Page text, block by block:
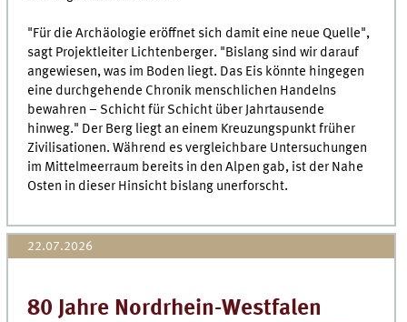
"Für die Archäologie eröffnet sich damit eine neue Quelle",
sagt Projektleiter Lichtenberger. "Bislang sind wir darauf
angewiesen, was im Boden liegt. Das Eis könnte hingegen
eine durchgehende Chronik menschlichen Handelns
bewahren – Schicht für Schicht über Jahrtausende
hinweg." Der Berg liegt an einem Kreuzungspunkt früher
Zivilisationen. Während es vergleichbare Untersuchungen
im Mittelmeerraum bereits in den Alpen gab, ist der Nahe
Osten in dieser Hinsicht bislang unerforscht.
22.07.2026
80 Jahre Nordrhein-Westfalen